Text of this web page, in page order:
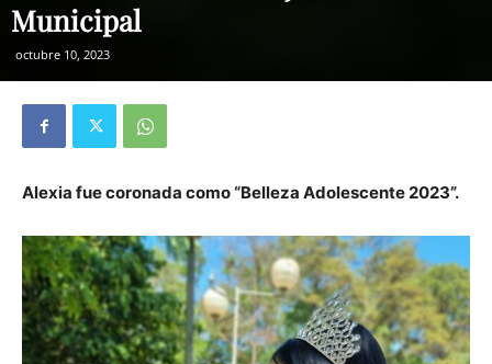
Municipal
octubre 10, 2023
Alexia fue coronada como “Belleza Adolescente 2023”.